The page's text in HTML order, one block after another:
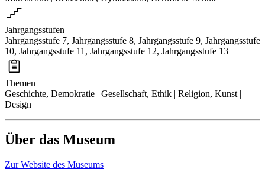
Jahrgangsstufen
Jahrgangsstufe 7, Jahrgangsstufe 8, Jahrgangsstufe 9, Jahrgangsstufe
10, Jahrgangsstufe 11, Jahrgangsstufe 12, Jahrgangsstufe 13
Themen
Geschichte, Demokratie | Gesellschaft, Ethik | Religion, Kunst |
Design
Über das Museum
Zur Website des Museums